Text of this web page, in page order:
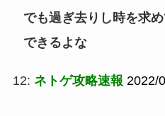
でも過ぎ去りし時を求
できるよな
12: ネトゲ攻略速報 2022/